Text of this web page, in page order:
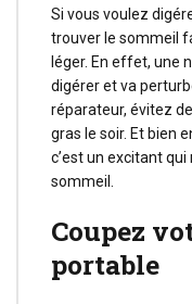
Si vous voulez
trouver le sommeil
léger. En effet, une
digérer et va
réparateur, évitez
gras le soir. Et bien
c’est un excitant
sommeil.
Coupez
portable